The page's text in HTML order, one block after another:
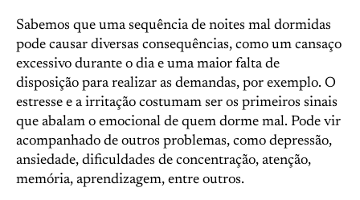
Sabemos que uma sequência de noites mal dormidas
pode causar diversas consequências, como um cansaço
excessivo durante o dia e uma maior falta de
disposição para realizar as demandas, por exemplo. O
estresse e a irritação costumam ser os primeiros sinais
que abalam o emocional de quem dorme mal. Pode vir
acompanhado de outros problemas, como depressão,
ansiedade, dificuldades de concentração, atenção,
memória, aprendizagem, entre outros.